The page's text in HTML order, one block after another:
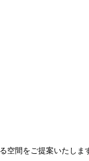
間をご提案いたしま